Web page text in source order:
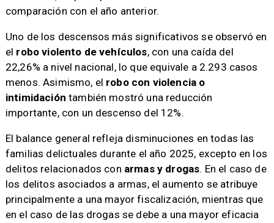
comparación con el año anterior.
Uno de los descensos más significativos se observó en
el robo violento de vehículos, con una caída del
22,26% a nivel nacional, lo que equivale a 2.293 casos
menos. Asimismo, el robo con violencia o
intimidación también mostró una reducción
importante, con un descenso del 12%.
El balance general refleja disminuciones en todas las
familias delictuales durante el año 2025, excepto en los
delitos relacionados con armas y drogas. En el caso de
los delitos asociados a armas, el aumento se atribuye
principalmente a una mayor fiscalización, mientras que
en el caso de las drogas se debe a una mayor eficacia